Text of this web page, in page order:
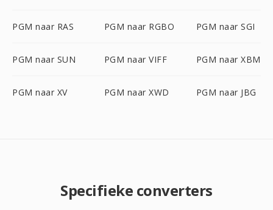
PGM naar RAS PGM naar RGBO PGM naar SGI
PGM naar SUN PGM naar VIFF PGM naar XBM
PGM naar XV PGM naar XWD PGM naar JBG
Specifieke converters